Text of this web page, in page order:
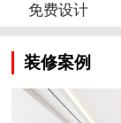
免费设计
装修案例